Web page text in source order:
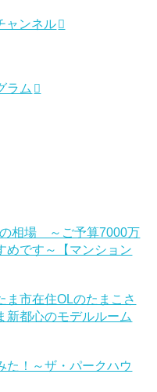
ャンネル
ラム
相場 ～ご予算7000万
めです～【マンション
ま市在住OLのたまこさ
新都心のモデルルーム
た！～ザ・パークハウ